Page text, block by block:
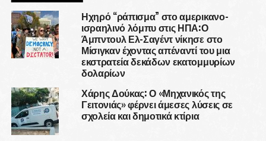
Ηχηρό “ράπισμα” στο αμερικανο-
ισραηλινό λόμπυ στις ΗΠΑ:Ο
Άμπντουλ Ελ-Σαγέντ νίκησε στο
Μίσιγκαν έχοντας απέναντί του μια
εκστρατεία δεκάδων εκατομμυρίων
δολαρίων
Χάρης Δούκας: Ο «Μηχανικός της
Γειτονιάς» φέρνει άμεσες λύσεις σε
σχολεία και δημοτικά κτίρια